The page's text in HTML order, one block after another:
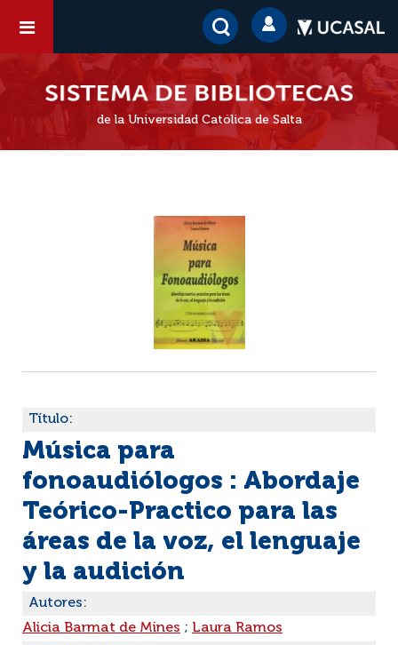
de la Universidad Católica de Salta
Título:
Música para
fonoaudiólogos : Abordaje
Teórico-Practico para las
áreas de la voz, el lenguaje
y la audición
Autores:
Alicia Barmat de Mines ; Laura Ramos